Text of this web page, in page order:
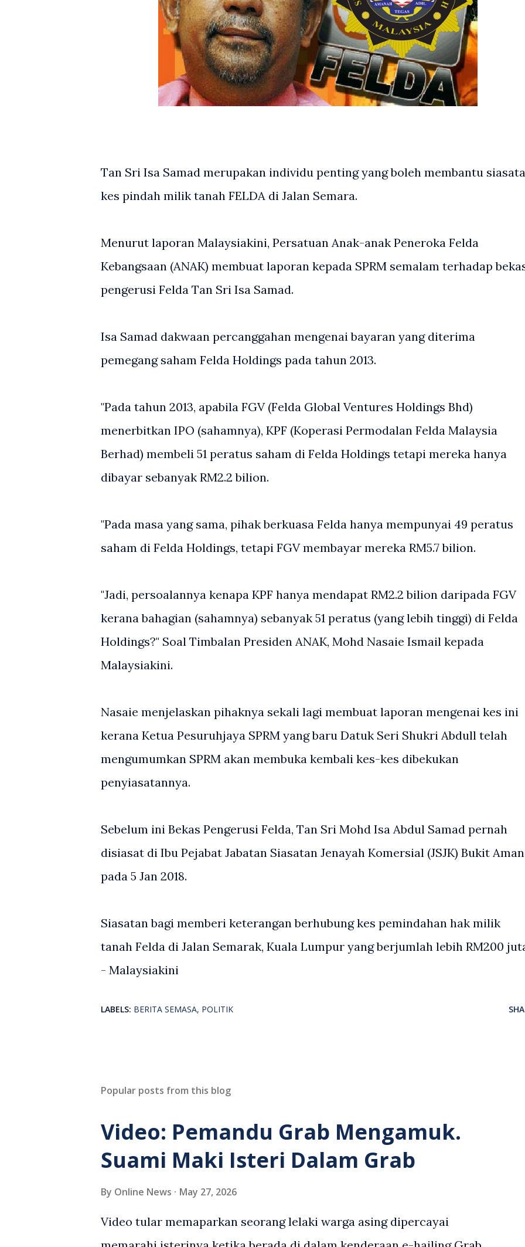
Tan Sri Isa Samad merupakan individu penting yang boleh membantu
kes pindah milik tanah FELDA di Jalan Semara.
Menurut laporan Malaysiakini, Persatuan Anak-anak Peneroka Felda
Kebangsaan (ANAK) membuat laporan kepada SPRM semalam terhadap
pengerusi Felda Tan Sri Isa Samad.
Isa Samad dakwaan percanggahan mengenai bayaran yang diterima
pemegang saham Felda Holdings pada tahun 2013.
"Pada tahun 2013, apabila FGV (Felda Global Ventures Holdings Bhd)
menerbitkan IPO (sahamnya), KPF (Koperasi Permodalan Felda Malaysia
Berhad) membeli 51 peratus saham di Felda Holdings tetapi mereka hanya
dibayar sebanyak RM2.2 bilion.
"Pada masa yang sama, pihak berkuasa Felda hanya mempunyai 49 peratus
saham di Felda Holdings, tetapi FGV membayar mereka RM5.7 bilion.
"Jadi, persoalannya kenapa KPF hanya mendapat RM2.2 bilion daripada FGV
kerana bahagian (sahamnya) sebanyak 51 peratus (yang lebih tinggi) di Felda
Holdings?" Soal Timbalan Presiden ANAK, Mohd Nasaie Ismail kepada
Malaysiakini.
Nasaie menjelaskan pihaknya sekali lagi membuat laporan mengenai kes ini
kerana Ketua Pesuruhjaya SPRM yang baru Datuk Seri Shukri Abdull telah
mengumumkan SPRM akan membuka kembali kes-kes dibekukan
penyiasatannya.
Sebelum ini Bekas Pengerusi Felda, Tan Sri Mohd Isa Abdul Samad pernah
disiasat di Ibu Pejabat Jabatan Siasatan Jenayah Komersial (JSJK) Bukit Aman
pada 5 Jan 2018.
Siasatan bagi memberi keterangan berhubung kes pemindahan hak milik
tanah Felda di Jalan Semarak, Kuala Lumpur yang berjumlah lebih RM200
- Malaysiakini
LABELS: BERITA SEMASA POLITIK
Popular posts from this blog
Video: Pemandu Grab Mengamuk.
Suami Maki Isteri Dalam Grab
By Online News May 27, 2026
Video tular memaparkan seorang lelaki warga asing dipercayai